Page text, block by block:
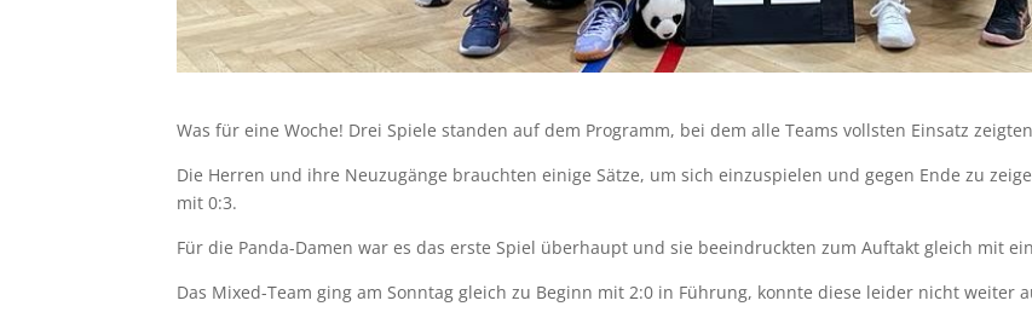
Was für eine Woche! Drei Spiele standen auf dem Programm, bei dem alle Teams vollsten Einsatz
Die Herren und ihre Neuzugänge brauchten einige Sätze, um sich einzuspielen und gegen Ende zu
mit 0:3.
Für die Panda-Damen war es das erste Spiel überhaupt und sie beeindruckten zum Auftakt gleich mit
Das Mixed-Team ging am Sonntag gleich zu Beginn mit 2:0 in Führung, konnte diese leider nicht weiter